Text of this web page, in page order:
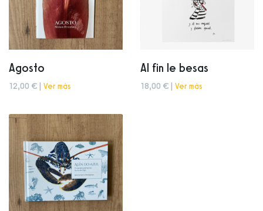
Agosto
12,00 € | Ver más
Al fin le besas
18,00 € | Ver más